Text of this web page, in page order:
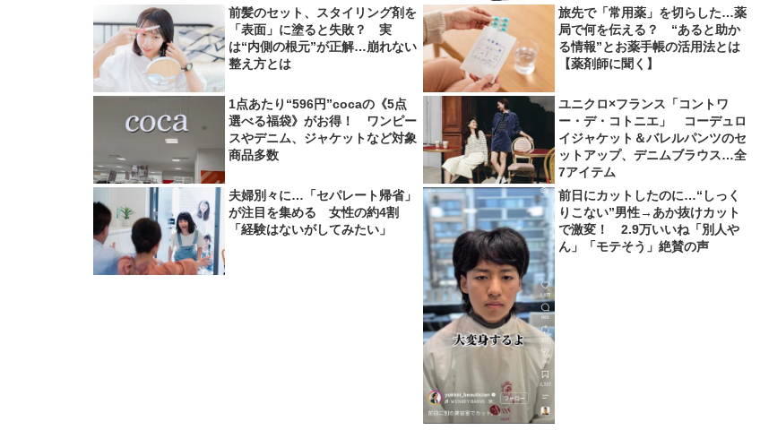
前髪のセット、スタイリング剤を
「表面」に塗ると失敗？ 実
は“内側の根元”が正解…崩れない
整え方とは
旅先で「常用薬」を切らした…薬
局で何を伝える？ “あると助か
る情報”とお薬手帳の活用法とは
【薬剤師に聞く】
1点あたり“596円”cocaの《5点
選べる福袋》がお得！ ワンピー
スやデニム、ジャケットなど対象
商品多数
ユニクロ×フランス「コントワ
ー・デ・コトニエ」 コーデュロ
イジャケット＆バレルパンツのセ
ットアップ、デニムブラウス…全
7アイテム
夫婦別々に…「セパレート帰省」
が注目を集める 女性の約4割
「経験はないがしてみたい」
前日にカットしたのに…“しっく
りこない”男性→あか抜けカット
で激変！ 2.9万いいね「別人や
ん」「モテそう」絶賛の声